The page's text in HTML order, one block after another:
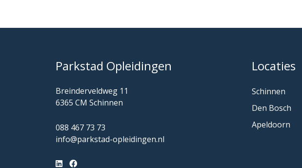
Parkstad Opleidingen
Breinderveldweg 11
6365 CM Schinnen
088 467 73 73
info@parkstad-opleidingen.nl
Locaties
Schinnen
Den Bosch
Apeldoorn